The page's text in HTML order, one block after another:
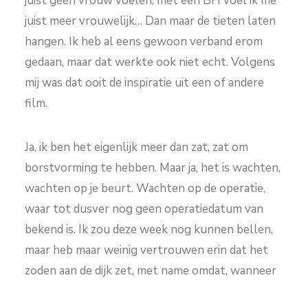
juist meer vrouwelijk… Dan maar de tieten laten
hangen. Ik heb al eens gewoon verband erom
gedaan, maar dat werkte ook niet echt. Volgens
mij was dat ooit de inspiratie uit een of andere
film.
Ja, ik ben het eigenlijk meer dan zat, zat om
borstvorming te hebben. Maar ja, het is wachten,
wachten op je beurt. Wachten op de operatie,
waar tot dusver nog geen operatiedatum van
bekend is. Ik zou deze week nog kunnen bellen,
maar heb maar weinig vertrouwen erin dat het
zoden aan de dijk zet, met name omdat, wanneer